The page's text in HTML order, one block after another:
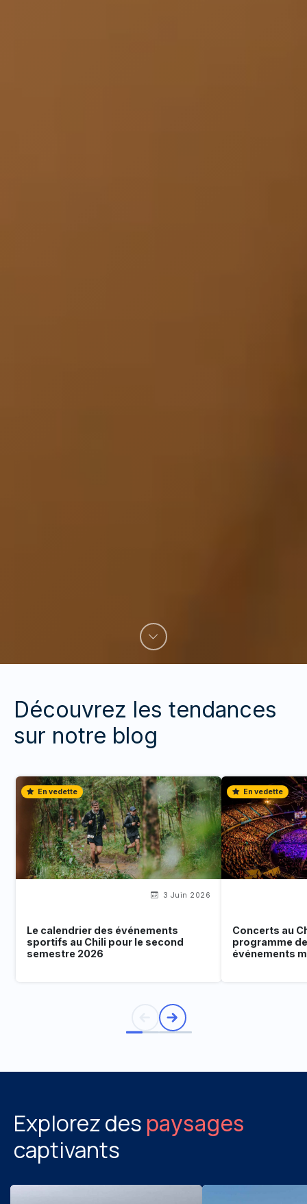
Découvrez les tendances
sur notre blog
En vedette
3 Juin 2026
Le calendrier des événements
sportifs au Chili pour le second
semestre 2026
En vedette
Concerts au
programme
événements
Explorez des paysages
captivants